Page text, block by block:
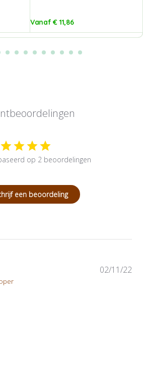
Vanaf€ 11,86
op 2 beoordelingen
een beoordeling
P
02/11/22